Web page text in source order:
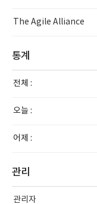
The Agile Alliance
통계
전체 :
오늘 :
어제 :
관리
관리자